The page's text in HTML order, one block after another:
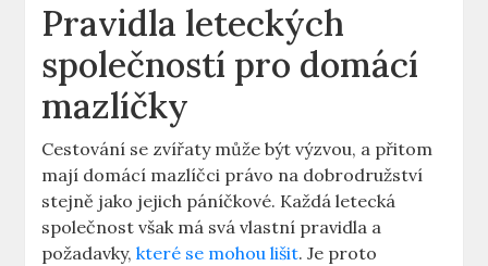
Pravidla leteckých
společností pro domácí
mazlíčky
Cestování se zvířaty může být výzvou, a přitom
mají domácí mazlíčci právo na dobrodružství
stejně jako jejich páníčkové. Každá letecká
společnost však má svá vlastní pravidla a
požadavky,které se mohou lišit. Je proto